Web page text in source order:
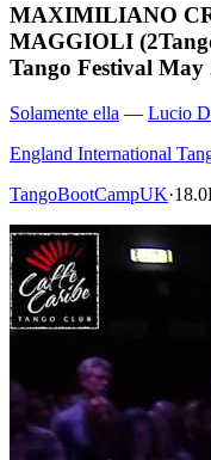
MAXIMILIANO
MAGGIOLI
Tango Festival May
Solamente ella — Lucio
England International
TangoBootCampUK·